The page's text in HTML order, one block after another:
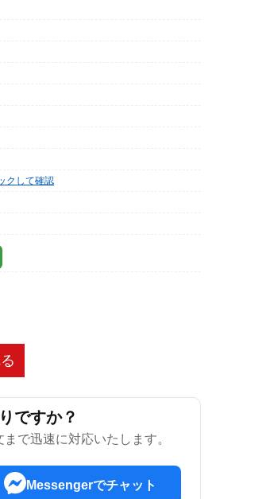
クして確認
ですか？
で迅速に対応いたします。
Messengerでチャット